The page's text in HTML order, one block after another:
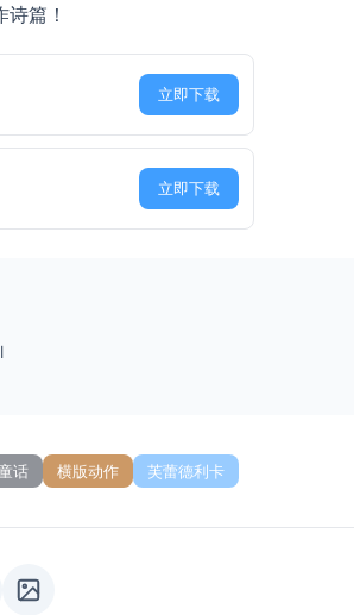
篇！
立即下载
立即下载
话 横版动作 芙蕾德利卡